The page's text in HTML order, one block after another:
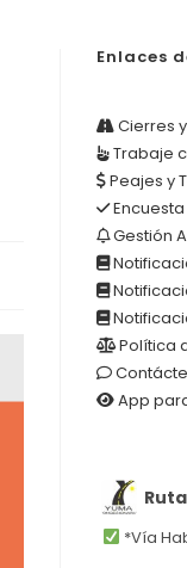
Enlaces
Cierres
Trabaje
Peajes y
Gestión
Política
App
*Vía